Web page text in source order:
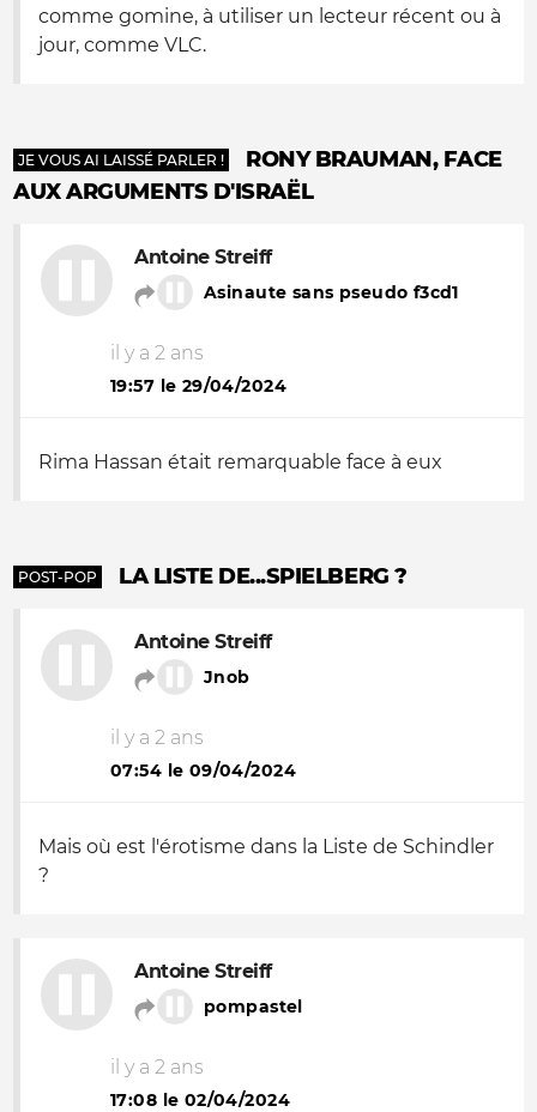
comme gomine, à utiliser un lecteur récent ou à
jour, comme VLC.
JE VOUS AI LAISSÉ PARLER !
RONY BRAUMAN, FACE
AUX ARGUMENTS D'ISRAËL
Antoine Streiff
Asinaute sans pseudo f3cd1
il y a 2 ans
19:57 le 29/04/2024
Rima Hassan était remarquable face à eux
POST-POP LA LISTE DE...SPIELBERG ?
Antoine Streiff
Jnob
il y a 2 ans
07:54 le 09/04/2024
Mais où est l'érotisme dans la Liste de Schindler
?
Antoine Streiff
pompastel
il y a 2 ans
17:08 le 02/04/2024